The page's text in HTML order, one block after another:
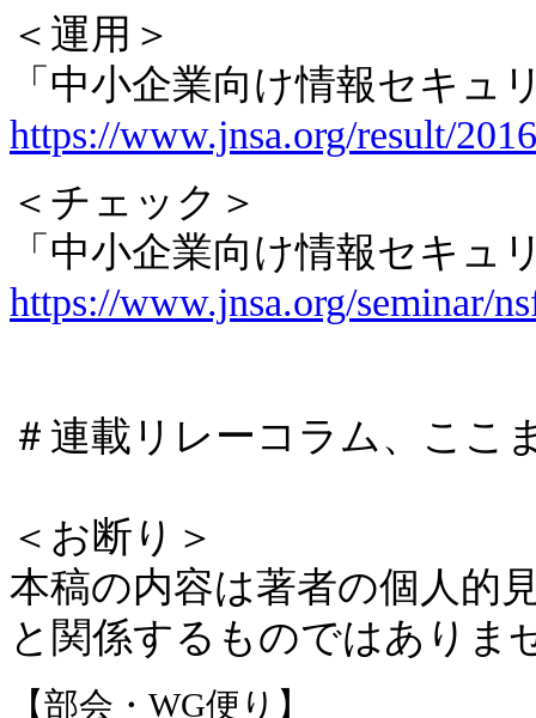
＜運用＞
「中小企業向け情報セキ
https://www.jnsa.org/result/
＜チェック＞
「中小企業向け情報セキュ
https://www.jnsa.org/seminar/
＃連載リレーコラム、ここ
＜お断り＞
本稿の内容は著者の個人的
と関係するものではありま
【部会・WG便り】